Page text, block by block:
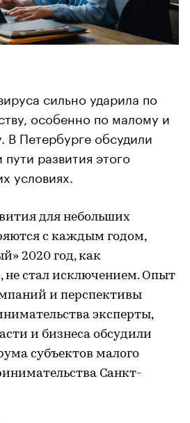
сильно ударила по
особенно по малому и
В Петербурге обсудили
развития этого
условиях.
для небольших
с каждым годом,
2020 год, как
не стал исключением. Опыт
и перспективы
эксперты,
и бизнеса обсудили
субъектов малого
Санкт-